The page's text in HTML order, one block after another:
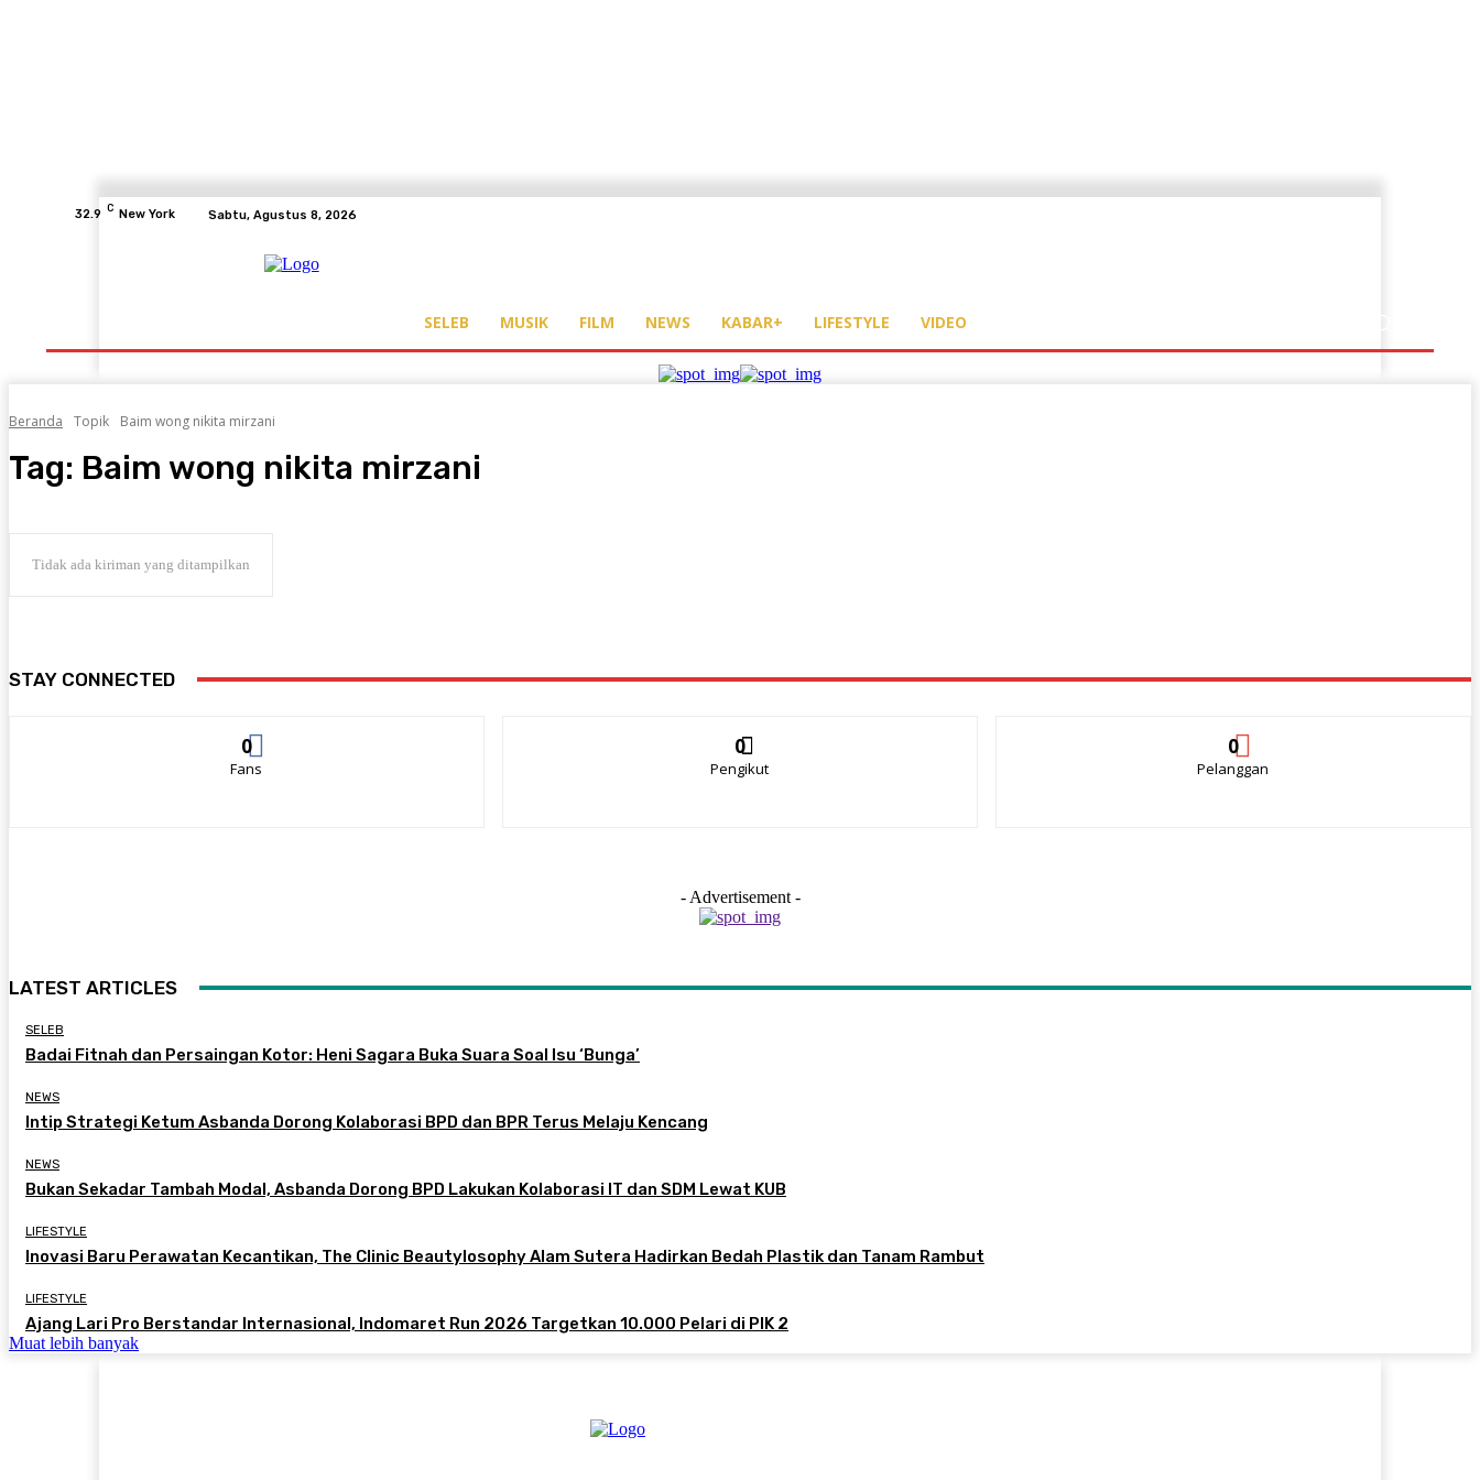
32.9 C New York Sabtu, Agustus 8, 2026
SELEB MUSIK FILM NEWS KABAR+ LIFESTYLE VIDEO
Beranda Topik Baim wong nikita mirzani
Tag: Baim wong nikita mirzani
Tidak ada kiriman yang ditampilkan
STAY CONNECTED
0
Fans
0
Pengikut
0
Pelanggan
- Advertisement -
LATEST ARTICLES
SELEB
Badai Fitnah dan Persaingan Kotor: Heni Sagara Buka Suara Soal Isu ‘Bunga’
NEWS
Intip Strategi Ketum Asbanda Dorong Kolaborasi BPD dan BPR Terus Melaju Kencang
NEWS
Bukan Sekadar Tambah Modal, Asbanda Dorong BPD Lakukan Kolaborasi IT dan SDM Lewat KUB
LIFESTYLE
Inovasi Baru Perawatan Kecantikan, The Clinic Beautylosophy Alam Sutera Hadirkan Bedah Plastik dan Tanam Rambut
LIFESTYLE
Ajang Lari Pro Berstandar Internasional, Indomaret Run 2026 Targetkan 10.000 Pelari di PIK 2
Muat lebih banyak